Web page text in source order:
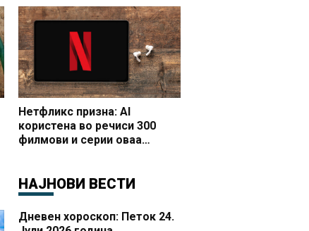
Нетфликс призна: AI
користена во речиси 300
филмови и серии оваа
НАЈНОВИ ВЕСТИ
Дневен хороскоп: Петок 24.